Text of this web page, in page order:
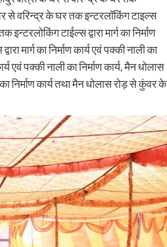
घर से वरिन्द्र के घर तक इन्टरलॉकिंग टाइल्स
टाईल्स द्वारा मार्ग का निर्माण
मार्ग का निर्माण कार्य एवं पक्की नाली का
एवं पक्की नाली का निर्माण कार्य, मैन धोलास
का निर्माण कार्य तथा मैन धोलास रोड़ से कुंवर के